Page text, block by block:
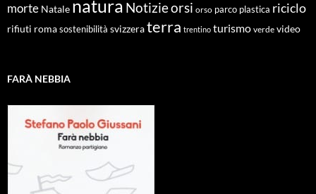
morte Natale natura Notizieorsi orso parco plastica riciclo
rifiuti roma sostenibilità svizzeraterra trentino turismo verde video
FARÀ NEBBIA